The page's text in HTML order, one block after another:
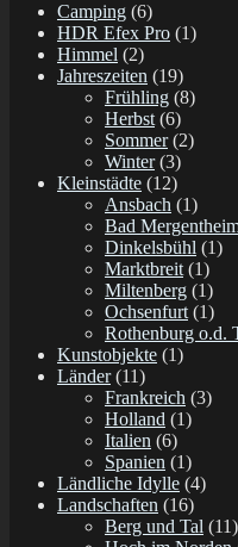
Camping (6)
HDR Efex Pro (1)
Himmel (2)
Jahreszeiten (19)
Frühling (8)
Herbst(6)
Sommer(2)
Winter(3)
Kleinstädte (12)
Ansbach (1)
Bad
Dinkelsbühl (1)
Marktbreit(1)
Miltenberg (1)
Ochsenfurt(1)
Rothenburg o.d.
Kunstobjekte (1)
Länder(11)
Frankreich (3)
Holland (1)
Italien (6)
Spanien (1)
Ländliche Idylle (4)
Landschaften (16)
Berg und Tal (11)